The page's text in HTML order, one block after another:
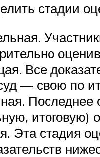
стадии
Все
— свою по
итоговую)
Эта стадия